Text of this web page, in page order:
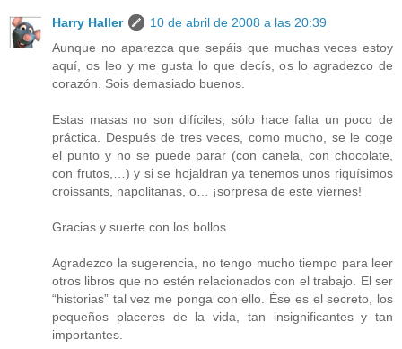
Harry Haller
10 de abril de 2008 a las 20:39
Aunque no aparezca que sepáis que muchas veces estoy
aquí, os leo y me gusta lo que decís, os lo agradezco de
corazón. Sois demasiado buenos.
Estas masas no son difíciles, sólo hace falta un poco de
práctica. Después de tres veces, como mucho, se le coge
el punto y no se puede parar (con canela, con chocolate,
con frutos,…) y si se hojaldran ya tenemos unos riquísimos
croissants, napolitanas, o… ¡sorpresa de este viernes!
Gracias y suerte con los bollos.
Agradezco la sugerencia, no tengo mucho tiempo para leer
otros libros que no estén relacionados con el trabajo. El ser
“historias” tal vez me ponga con ello. Ése es el secreto, los
pequeños placeres de la vida, tan insignificantes y tan
importantes.